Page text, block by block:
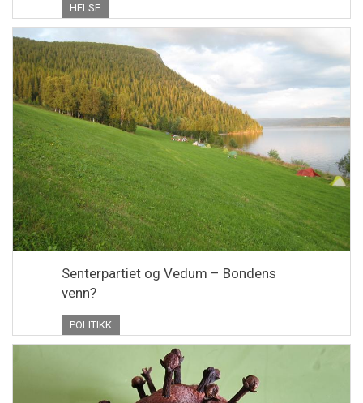
HELSE
Senterpartiet og Vedum – Bondens
venn?
POLITIKK